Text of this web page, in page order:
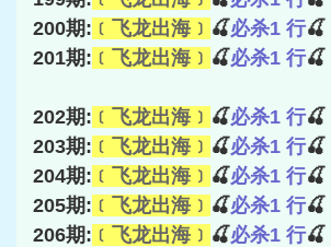
200期: ﹝飞龙出海﹞ 🍒必杀1 行🍒
201期: ﹝飞龙出海﹞ 🍒必杀1 行🍒
202期: ﹝飞龙出海﹞ 🍒必杀1 行🍒
203期: ﹝飞龙出海﹞ 🍒必杀1 行🍒
204期: ﹝飞龙出海﹞ 🍒必杀1 行🍒
205期: ﹝飞龙出海﹞ 🍒必杀1 行🍒
206期: ﹝飞龙出海﹞ 🍒必杀1 行🍒